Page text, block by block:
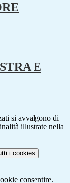
E
si avvalgono di
illustrate nella
i cookies
consentire.